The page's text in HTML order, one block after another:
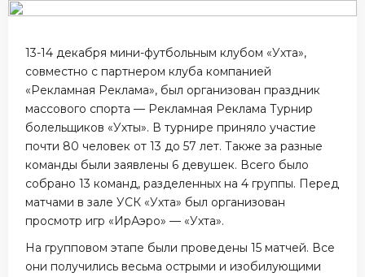
13-14 декабря мини-футбольным клубом «Ухта»,
совместно с партнером клуба компанией
«Рекламная Реклама», был организован праздник
массового спорта — Рекламная Реклама Турнир
болельщиков «Ухты». В турнире приняло участие
почти 80 человек от 13 до 57 лет. Также за разные
команды были заявлены 6 девушек. Всего было
собрано 13 команд, разделенных на 4 группы. Перед
матчами в зале УСК «Ухта» был организован
просмотр игр «ИрАэро» — «Ухта».
На групповом этапе были проведены 15 матчей. Все
они получились весьма острыми и изобилующими